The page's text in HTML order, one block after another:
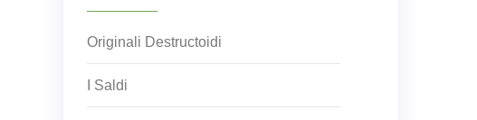
Originali Destructoidi
I Saldi